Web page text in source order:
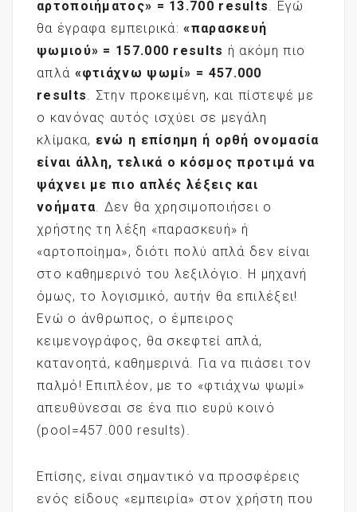
αρτοποιήματος» = 13.700 results
. Εγώ
θα έγραφα εμπειρικά:«παρασκευή
ψωμιού» = 157.000 results ή ακόμη πιο
απλά «φτιάχνω ψωμί» = 457.000
results
. Στην προκειμένη, και πίστεψέ με
ο κανόνας αυτός ισχύει σε μεγάλη
κλίμακα, ενώ η επίσημη ή ορθή ονομασία
είναι άλλη, τελικά ο κόσμος προτιμά να
ψάχνει με πιο απλές λέξεις και
νοήματα . Δεν θα χρησιμοποιήσει ο
χρήστης τη λέξη «παρασκευή» ή
«αρτοποίημα», διότι πολύ απλά δεν είναι
στο καθημερινό του λεξιλόγιο. Η μηχανή
όμως, το λογισμικό, αυτήν θα επιλέξει!
Ενώ ο άνθρωπος, ο έμπειρος
κειμενογράφος, θα σκεφτεί απλά,
κατανοητά, καθημερινά. Για να πιάσει τον
παλμό! Επιπλέον, με το «φτιάχνω ψωμί»
απευθύνεσαι σε ένα πιο ευρύ κοινό
(pool=457.000 results).
Επίσης, είναι σημαντικό να προσφέρεις
ενός είδους «εμπειρία» στον χρήστη που